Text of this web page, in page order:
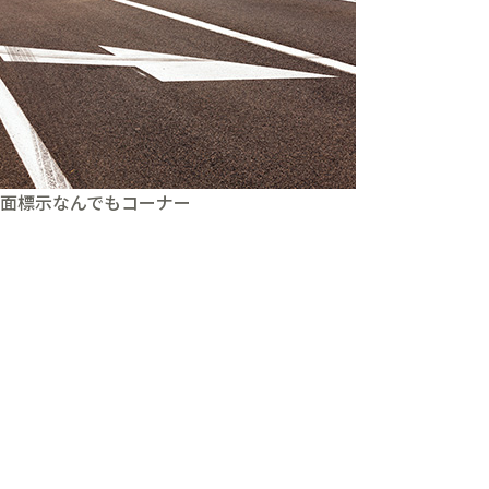
標示なんでもコーナー